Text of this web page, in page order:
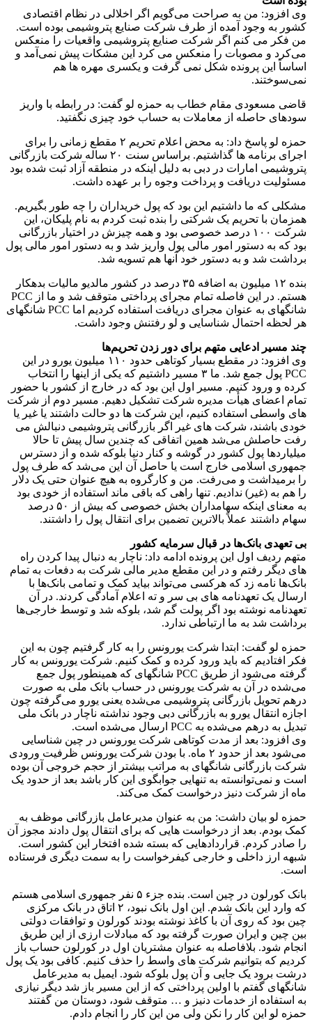
وی افزود: من به صراحت می‌گویم اگر اخلالی در نظام اقتصادی
کشور به وجود آمده از طرف شرکت صنایع پتروشیمی بوده است.
من فکر می کنم اگر شرکت صنایع پتروشیمی واقعیات را منعکس
می‌کرد و مصوبات را منعکس می کرد این مشکات پیش نمی‌آمد و
اساساً این پرونده شکل نمی گرفت و یکسری مهره ها هم
نمی‌سوختند.
قاضی مسعودی مقام خطاب به حمزه لو گفت: در رابطه با واریز
سودهای حاصله از معاملات به حساب خود چیزی نگفتید.
حمزه لو پاسخ داد: به محض اعلام تحریم ۲ مقطع زمانی را برای
اجرای برنامه ها گذاشتیم. براساس سنت ۲۰ ساله شرکت بازرگانی
پتروشیمی امارات در دبی به دلیل اینکه در منطقه آزاد ثبت شده بود
مسئولیت دریافت و پرداخت وجوه را بر عهده داشت.
مشکلی که ما داشتیم این بود که پول خریداران را چه طور بگیریم.
همزمان با تحریم یک شرکتی را بنده ثبت کردم به نام پلیکان، این
شرکت ۱۰۰ درصد خصوصی بود و همه چیزش در اختیار بازرگانی
بود که به دستور امور مالی پول واریز شد و به دستور امور مالی پول
برداشت شد و به دستور خود آنها هم تسویه شد.
بنده ۱۲ میلیون به اضافه ۳۵ درصد در کشور مالدیو مالیات بدهکار
هستم. در این فاصله تمام مجرای پرداختی متوقف شد و ما از PCC
شانگهای به عنوان مجرای دریافت استفاده کردیم اما PCC شانگهای
هر لحظه احتمال شناسایی و لو رفتنش وجود داشت.
چند مسیر ادعایی متهم برای دور زدن تحریم‌ها
وی افزود: در مقطع بسیار کوتاهی حدود ۱۱۰ میلیون یورو در این
PCC پول جمع شد. ما ۳ مسیر داشتیم که یکی از اینها را انتخاب
کرده و ورود کنیم. مسیر اول این بود که در خارج از کشور با حضور
تمام اعضای هیأت مدیره شرکت تشکیل دهیم. مسیر دوم از شرکت
های واسطی استفاده کنیم، این شرکت ها دو حالت داشتند یا غیر یا
خودی باشند، شرکت های غیر اگر بازرگانی پتروشیمی دنبالش می
رفت حاصلش می‌شد همین اتفاقی که چندین سال پیش تا حالا
میلیاردها پول کشور در گوشه و کنار دنیا بلوکه شده و از دسترس
جمهوری اسلامی خارج است یا حاصل آن این می‌شد که طرف پول
را برمیداشت و می‌رفت. من و کارگروه به هیچ عنوان حتی یک دلار
را هم به (غیر) ندادیم. تنها راهی که باقی ماند استفاده از خودی بود
به معنای اینکه سهامداران بخش خصوصی که بیش از ۵۰ درصد
سهام داشتند عملاً بالاترین تضمین برای انتقال پول را داشتند.
بی تعهدی بانک‌ها در قبال سرمایه کشور
متهم ردیف اول این پرونده ادامه داد: ناچار به دنبال پیدا کردن راه
های دیگر رفتم و در این مقطع مدیر مالی شرکت به دفعات به تمام
بانک‌ها نامه زد که هرکسی می‌تواند بیاید کمک و تمامی بانک‌ها با
ارسال یک تعهدنامه های بی سر و ته اعلام آمادگی کردند. در آن
تعهدنامه نوشته بود اگر پولت گم شد، بلوکه شد و توسط خارجی‌ها
برداشت شد به ما ارتباطی ندارد.
حمزه لو گفت: ابتدا شرکت یورونس را به کار گرفتیم چون به این
فکر افتادیم که باید ورود کرده و کمک کنیم. شرکت یورونس به کار
گرفته می‌شود از طریق PCC شانگهای که همینطور پول جمع
می‌شده در آن به شرکت یورونس در حساب بانک ملی به صورت
درهم تحویل بازرگانی پتروشیمی می‌شده یعنی یورو می‌گرفته چون
اجازه انتقال یورو به بازرگانی دبی وجود نداشته ناچار در بانک ملی
تبدیل به درهم می‌شده به PCC ارسال می‌شده است.
وی افزود: بعد از مدت کوتاهی شرکت یورونس در چین شناسایی
می‌شود بعد از حدود ۲ ماه. با بودن شرکت یورونس ظرفیت ورودی
شرکت بازرگانی شانگهای به مراتب بیشتر از حجم خروجی آن بوده
است و نمی‌توانسته به تنهایی جوابگوی این کار باشد بعد از حدود یک
ماه از شرکت دنیز درخواست کمک می‌کند.
حمزه لو بیان داشت: من به عنوان مدیرعامل بازرگانی موظف به
کمک بودم. بعد از درخواست هایی که برای انتقال پول دادند مجوز آن
را صادر کردم. قراردادهایی که بسته شده افتخار این کشور است.
شبهه ارز داخلی و خارجی کیفرخواست را به سمت دیگری فرستاده
است.
بانک کورلون در چین است. بنده جزء ۵ نفر جمهوری اسلامی هستم
که وارد این بانک شدم. این اول بانک نبود، ۲ اتاق در بانک مرکزی
چین بود که روی آن با کاغذ نوشته بودند کورلون و توافقات دولتی
بین چین و ایران صورت گرفته بود که مبادلات ارزی از این طریق
انجام شود. بلافاصله به عنوان مشتریان اول در کورلون حساب باز
کردیم که بتوانیم شرکت های واسط را حذف کنیم. کافی بود یک پول
درشت برود یک جایی و آن پول بلوکه شود. ایمیل به مدیرعامل
شانگهای گفتم با اولین پرداختی که از این مسیر باز شد دیگر نیازی
به استفاده از خدمات دنیز و … متوقف شود، دوستان من گفتند
حمزه لو این کار را نکن ولی من این کار را انجام دادم.